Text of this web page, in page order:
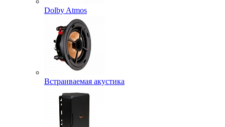
Dolby Atmos
Встраиваемая акустика